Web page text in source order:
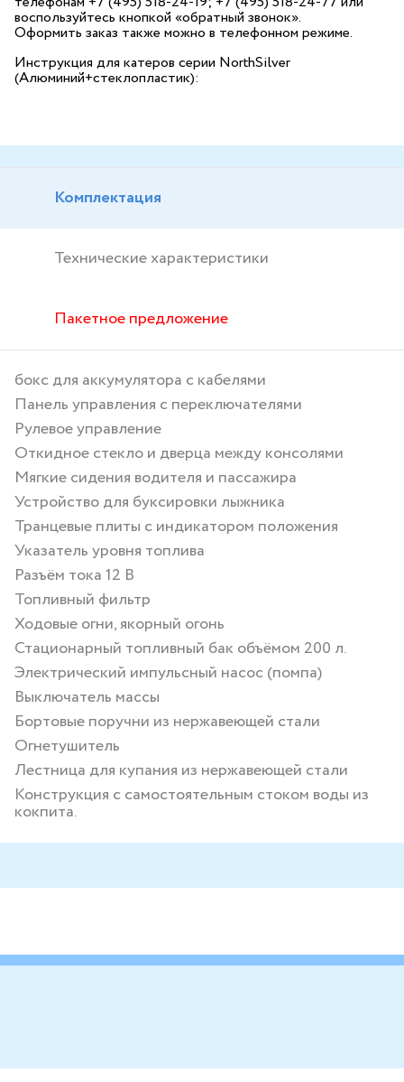
воспользуйтесь кнопкой «обратный звонок».
Оформить заказ также можно в телефонном режиме.
Инструкция для катеров серии NorthSilver
(Алюминий+стеклопластик):
Комплектация
Технические характеристики
Пакетное предложение
бокс для аккумулятора с кабелями
Панель управления с переключателями
Рулевое управление
Откидное стекло и дверца между консолями
Мягкие сидения водителя и пассажира
Устройство для буксировки лыжника
Транцевые плиты с индикатором положения
Указатель уровня топлива
Разъём тока 12 В
Топливный фильтр
Ходовые огни, якорный огонь
Стационарный топливный бак объёмом 200 л.
Электрический импульсный насос (помпа)
Выключатель массы
Бортовые поручни из нержавеющей стали
Огнетушитель
Лестница для купания из нержавеющей стали
Конструкция с самостоятельным стоком воды из
кокпита.